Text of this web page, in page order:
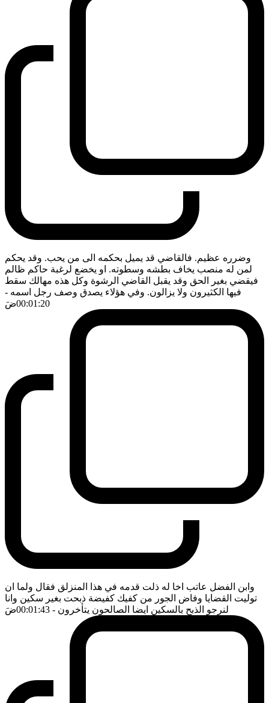
وضرره عظيم. فالقاضي قد يميل بحكمه الى من يحب. وقد يحكم
لمن له منصب يخاف بطشه وسطوته. او يخضع لرغبة حاكم ظالم
فيقضي بغير الحق وقد يقبل القاضي الرشوة وكل هذه مهالك سقط
فيها الكثيرون ولا يزالون. وفي هؤلاء يصدق وصف رجل اسمه -
00:01:20ضَ
وابن الفضل عاتب اخا له ذلت قدمه في هذا المنزلق فقال ولما ان
توليت القضايا وفاض الجور من كفيك كفيضة ذبحت بغير سكين وانا
لنرجو الذبح بالسكين ايضا الصالحون يتأخرون - 00:01:43 ضَ